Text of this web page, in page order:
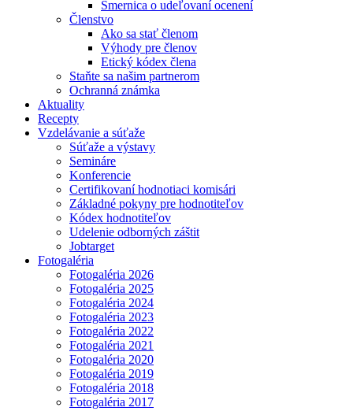
Smernica o udeľovaní ocenení
Členstvo
Ako sa stať členom
Výhody pre členov
Etický kódex člena
Staňte sa našim partnerom
Ochranná známka
Aktuality
Recepty
Vzdelávanie a súťaže
Súťaže a výstavy
Semináre
Konferencie
Certifikovaní hodnotiaci komisári
Základné pokyny pre hodnotiteľov
Kódex hodnotiteľov
Udelenie odborných záštit
Jobtarget
Fotogaléria
Fotogaléria 2026
Fotogaléria 2025
Fotogaléria 2024
Fotogaléria 2023
Fotogaléria 2022
Fotogaléria 2021
Fotogaléria 2020
Fotogaléria 2019
Fotogaléria 2018
Fotogaléria 2017